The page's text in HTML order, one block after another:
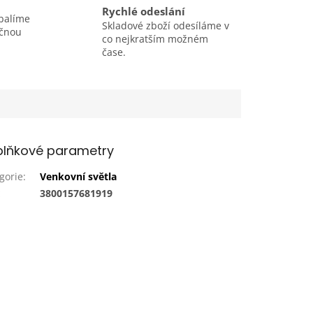
Rychlé odeslání
Skladové zboží odesíláme v
co nejkratším možném
čase.
parametry
:
Venkovní světla
3800157681919